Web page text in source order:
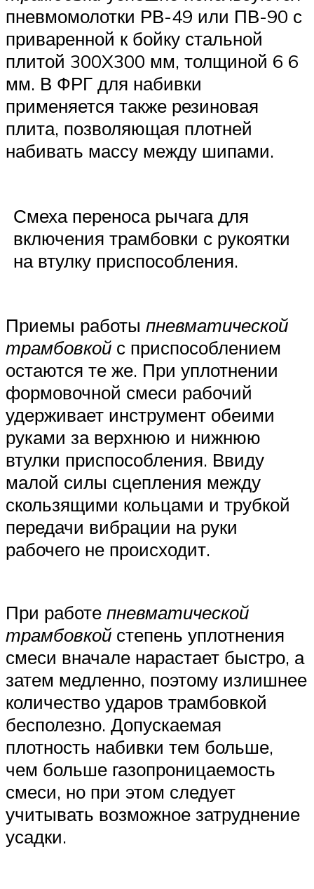
пневмомолотки РВ-49 или ПВ-90 с
приваренной к бойку стальной
плитой 300X300 мм, толщиной 6 6
мм. В ФРГ для набивки
применяется также резиновая
плита, позволяющая плотней
набивать массу между шипами.
Смеха переноса рычага для
включения трамбовки с рукоятки
на втулку приспособления.
Приемы работы пневматической
трамбовкой с приспособлением
остаются те же. При уплотнении
формовочной смеси рабочий
удерживает инструмент обеими
руками за верхнюю и нижнюю
втулки приспособления. Ввиду
малой силы сцепления между
скользящими кольцами и трубкой
передачи вибрации на руки
рабочего не происходит.
При работе пневматической
трамбовкой степень уплотнения
смеси вначале нарастает быстро, а
затем медленно, поэтому излишнее
количество ударов трамбовкой
бесполезно. Допускаемая
плотность набивки тем больше,
чем больше газопроницаемость
смеси, но при этом следует
учитывать возможное затруднение
усадки.